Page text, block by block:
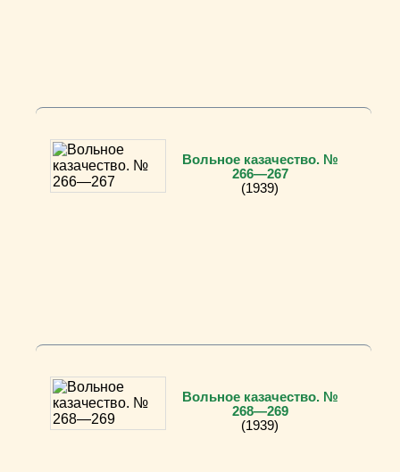
Вольное казачество. №
266—267
(1939)
Вольное казачество. №
268—269
(1939)